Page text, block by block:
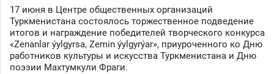
17 июня в Центре общественных организаций
Туркменистана состоялось торжественное подведение
итогов и награждение победителей творческого конкурса
«Zenanlar ýylgyrsa, Zemin ýylgyrýar», приуроченного ко Дню
работников культуры и искусства Туркменистана и Дню
поэзии Махтумкули Фраги.